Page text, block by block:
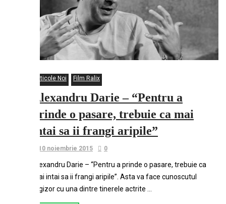
Articole Noi Film Ralix
Alexandru Darie – “Pentru a
prinde o pasare, trebuie ca mai
intai sa ii frangi aripile”
10 noiembrie 2015 0
Alexandru Darie – “Pentru a prinde o pasare, trebuie ca
mai intai sa ii frangi aripile”. Asta va face cunoscutul
regizor cu una dintre tinerele actrite …